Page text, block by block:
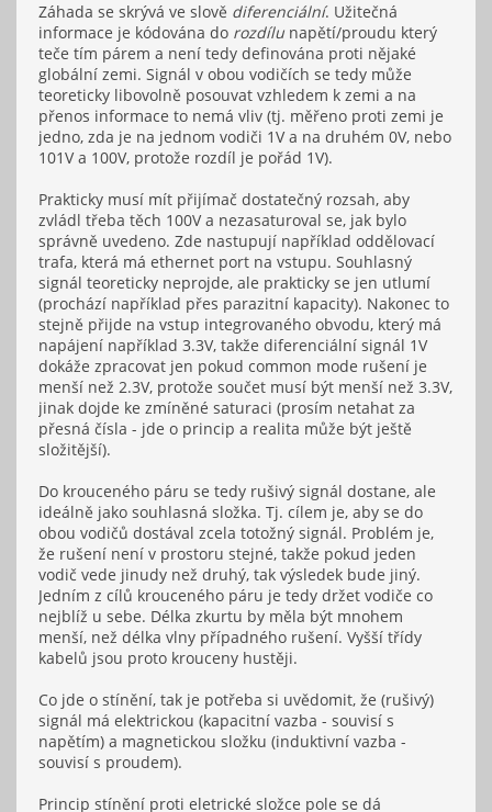
Záhada se skrývá ve slově diferenciální. Užitečná
informace je kódována do rozdílu napětí/proudu který
teče tím párem a není tedy definována proti nějaké
globální zemi. Signál v obou vodičích se tedy může
teoreticky libovolně posouvat vzhledem k zemi a na
přenos informace to nemá vliv (tj. měřeno proti zemi je
jedno, zda je na jednom vodiči 1V a na druhém 0V, nebo
101V a 100V, protože rozdíl je pořád 1V).
Prakticky musí mít přijímač dostatečný rozsah, aby
zvládl třeba těch 100V a nezasaturoval se, jak bylo
správně uvedeno. Zde nastupují například oddělovací
trafa, která má ethernet port na vstupu. Souhlasný
signál teoreticky neprojde, ale prakticky se jen utlumí
(prochází například přes parazitní kapacity). Nakonec to
stejně přijde na vstup integrovaného obvodu, který má
napájení například 3.3V, takže diferenciální signál 1V
dokáže zpracovat jen pokud common mode rušení je
menší než 2.3V, protože součet musí být menší než 3.3V,
jinak dojde ke zmíněné saturaci (prosím netahat za
přesná čísla - jde o princip a realita může být ještě
složitější).
Do krouceného páru se tedy rušivý signál dostane, ale
ideálně jako souhlasná složka. Tj. cílem je, aby se do
obou vodičů dostával zcela totožný signál. Problém je,
že rušení není v prostoru stejné, takže pokud jeden
vodič vede jinudy než druhý, tak výsledek bude jiný.
Jedním z cílů krouceného páru je tedy držet vodiče co
nejblíž u sebe. Délka zkurtu by měla být mnohem
menší, než délka vlny případného rušení. Vyšší třídy
kabelů jsou proto krouceny hustěji.
Co jde o stínění, tak je potřeba si uvědomit, že (rušivý)
signál má elektrickou (kapacitní vazba - souvisí s
napětím) a magnetickou složku (induktivní vazba -
souvisí s proudem).
Princip stínění proti eletrické složce pole se dá